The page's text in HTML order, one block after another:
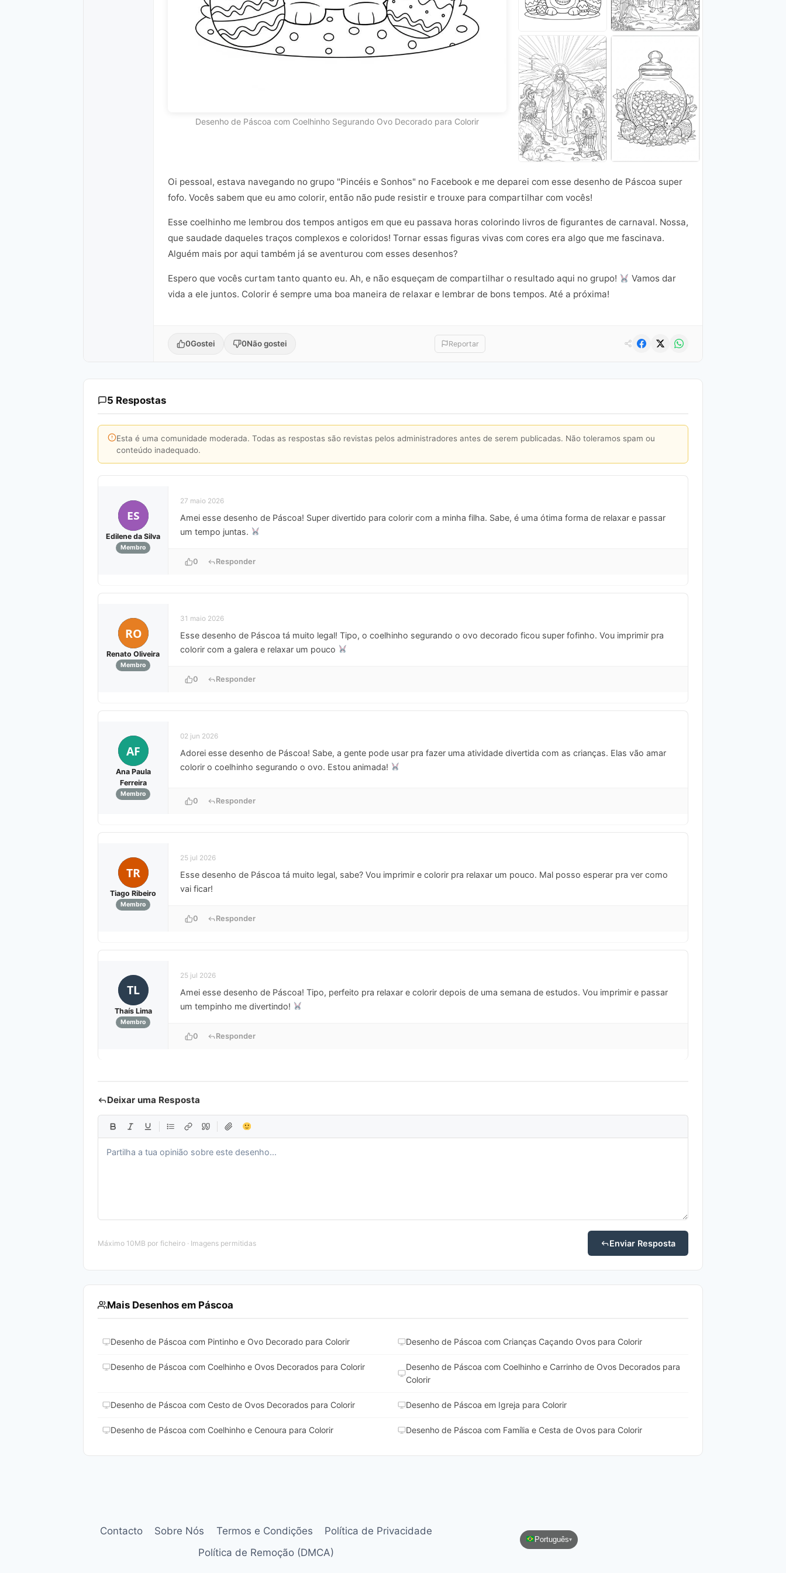
Desenho de Páscoa com Coelhinho Segurando Ovo Decorado para Colorir
Oi pessoal, estava navegando no grupo "Pincéis e Sonhos" no Facebook e me deparei com esse desenho de Páscoa super
fofo. Vocês sabem que eu amo colorir, então não pude resistir e trouxe para compartilhar com vocês!
Esse coelhinho me lembrou dos tempos antigos em que eu passava horas colorindo livros de figurantes de carnaval. Nossa,
que saudade daqueles traços complexos e coloridos! Tornar essas figuras vivas com cores era algo que me fascinava.
Alguém mais por aqui também já se aventurou com esses desenhos?
Espero que vocês curtam tanto quanto eu. Ah, e não esqueçam de compartilhar o resultado aqui no grupo!
Vamos dar
vida a ele juntos. Colorir é sempre uma boa maneira de relaxar e lembrar de bons tempos. Até a próxima!
0Gostei 0Não gostei Reportar
5 Respostas
Esta é uma comunidade moderada. Todas as respostas são revistas pelos administradores antes de serem publicadas. Não toleramos spam ou
conteúdo inadequado.
ES
Edilene da Silva
Membro
27 maio 2026
Amei esse desenho de Páscoa! Super divertido para colorir com a minha filha. Sabe, é uma ótima forma de relaxar e passar
um tempo juntas.
0 Responder
RO
Renato Oliveira
Membro
31 maio 2026
Esse desenho de Páscoa tá muito legal! Tipo, o coelhinho segurando o ovo decorado ficou super fofinho. Vou imprimir pra
colorir com a galera e relaxar um pouco
0 Responder
AF
Ana Paula
Ferreira
Membro
02 jun 2026
Adorei esse desenho de Páscoa! Sabe, a gente pode usar pra fazer uma atividade divertida com as crianças. Elas vão amar
colorir o coelhinho segurando o ovo. Estou animada!
0 Responder
TR
Tiago Ribeiro
Membro
25 jul 2026
Esse desenho de Páscoa tá muito legal, sabe? Vou imprimir e colorir pra relaxar um pouco. Mal posso esperar pra ver como
vai ficar!
0 Responder
TL
Thaís Lima
Membro
25 jul 2026
Amei esse desenho de Páscoa! Tipo, perfeito pra relaxar e colorir depois de uma semana de estudos. Vou imprimir e passar
um tempinho me divertindo!
0 Responder
Deixar uma Resposta
Máximo 10MB por ficheiro · Imagens permitidas Enviar Resposta
Mais Desenhos em Páscoa
Desenho de Páscoa com Pintinho e Ovo Decorado para Colorir Desenho de Páscoa com Crianças Caçando Ovos para Colorir
Desenho de Páscoa com Coelhinho e Ovos Decorados para Colorir
Desenho de Páscoa com Coelhinho e Carrinho de Ovos Decorados para
Colorir
Desenho de Páscoa com Cesto de Ovos Decorados para Colorir Desenho de Páscoa em Igreja para Colorir
Desenho de Páscoa com Coelhinho e Cenoura para Colorir Desenho de Páscoa com Família e Cesta de Ovos para Colorir
Contacto Sobre Nós Termos e Condições
Política de Privacidade
Política de Remoção (DMCA)
Português▾